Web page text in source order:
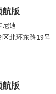
航版
尼迪
区北环东路19号
航版